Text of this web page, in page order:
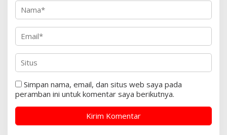
Simpan nama, email, dan situs web saya pada
peramban ini untuk komentar saya berikutnya.